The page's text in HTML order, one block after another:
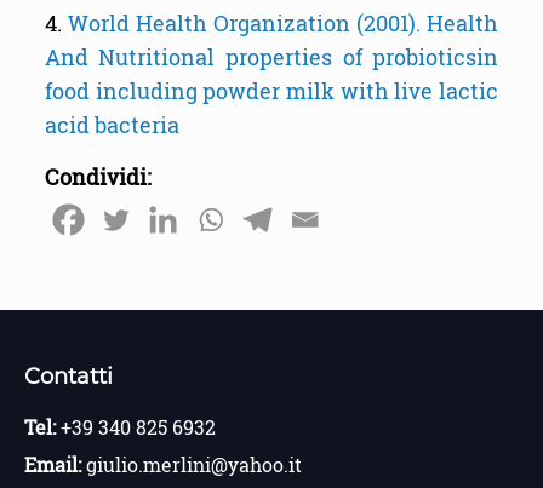
4. World Health Organization (2001). Health
And Nutritional properties of probioticsin
food including powder milk with live lactic
acid bacteria
Condividi:
Contatti
Tel:+39 340 825 6932
Email:giulio.merlini@yahoo.it